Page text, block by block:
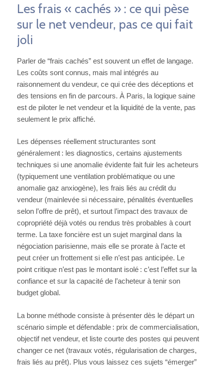
Les frais « cachés » : ce qui pèse
sur le net vendeur, pas ce qui fait
joli
Parler de “frais cachés” est souvent un effet de langage.
Les coûts sont connus, mais mal intégrés au
raisonnement du vendeur, ce qui crée des déceptions et
des tensions en fin de parcours. À Paris, la logique saine
est de piloter le net vendeur et la liquidité de la vente, pas
seulement le prix affiché.
Les dépenses réellement structurantes sont
généralement : les diagnostics, certains ajustements
techniques si une anomalie évidente fait fuir les acheteurs
(typiquement une ventilation problématique ou une
anomalie gaz anxiogène), les frais liés au crédit du
vendeur (mainlevée si nécessaire, pénalités éventuelles
selon l’offre de prêt), et surtout l’impact des travaux de
copropriété déjà votés ou rendus très probables à court
terme. La taxe foncière est un sujet marginal dans la
négociation parisienne, mais elle se prorate à l’acte et
peut créer un frottement si elle n’est pas anticipée. Le
point critique n’est pas le montant isolé : c’est l’effet sur la
confiance et sur la capacité de l’acheteur à tenir son
budget global.
La bonne méthode consiste à présenter dès le départ un
scénario simple et défendable : prix de commercialisation,
objectif net vendeur, et liste courte des postes qui peuvent
changer ce net (travaux votés, régularisation de charges,
frais liés au prêt). Plus vous laissez ces sujets “émerger”